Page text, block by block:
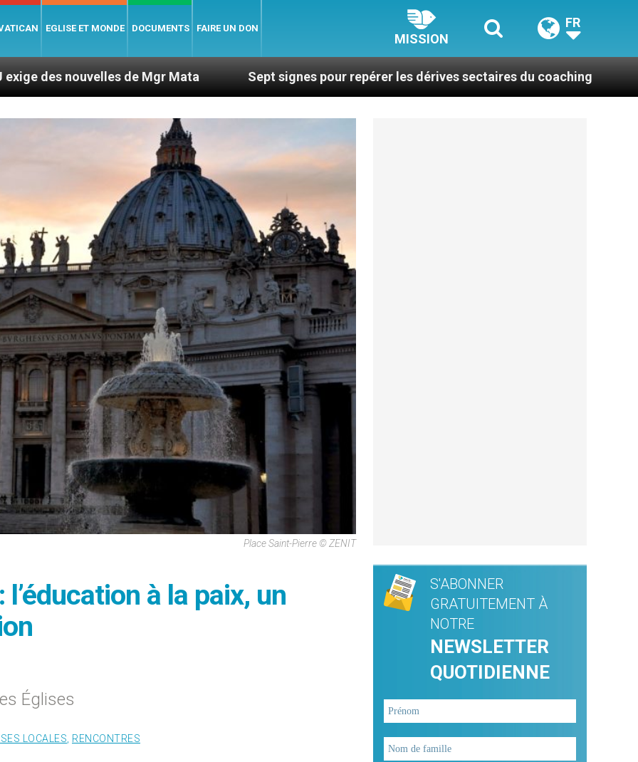
EGLISE ET MONDE DOCUMENTS FAIRE UN DON
MISSION
FR
de Mgr Mata Sept signes pour repérer les dérives sectaires du coaching La plus belle
Place Saint-Pierre © ZENIT
à la paix, un
Églises
LOCALES RENCONTRES
S'ABONNER
GRATUITEMENT À
NOTRE
NEWSLETTER
QUOTIDIENNE